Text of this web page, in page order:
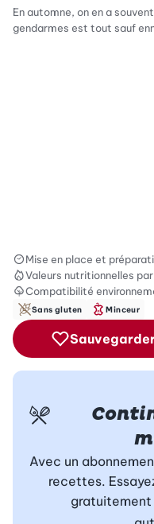
En automne, on en a
gendarmes est tout sauf
Mise en place et
Valeurs nutritionnelles
Compatibilité
Sans gluten Minceur
Avec un
recettes.
gratuitement